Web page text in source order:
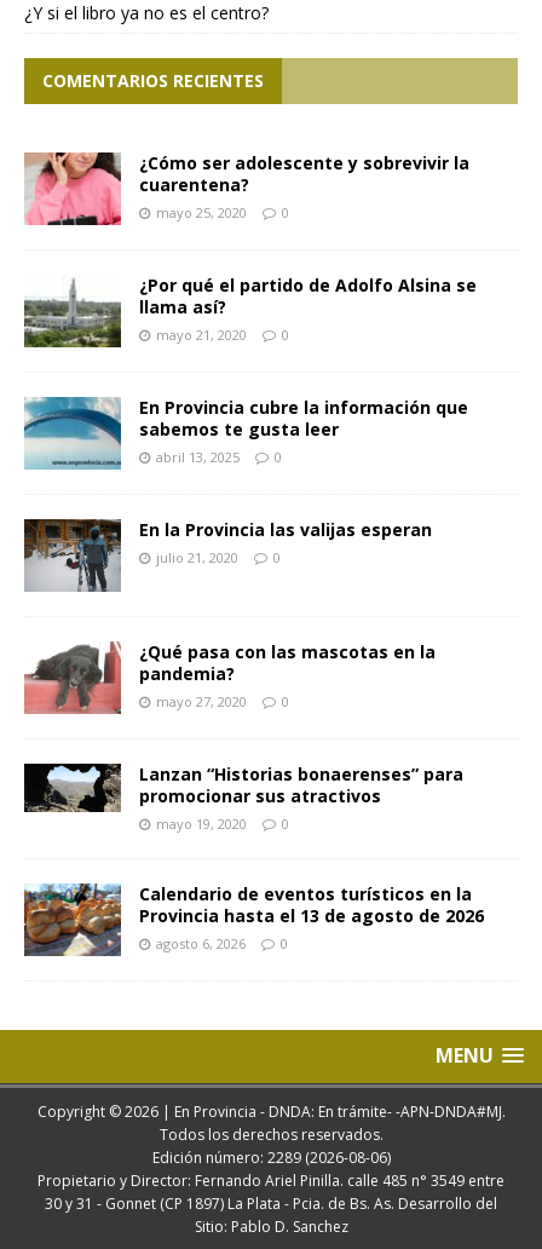
¿Y si el libro ya no es el centro?
COMENTARIOS RECIENTES
¿Cómo ser adolescente y sobrevivir la
cuarentena?
mayo 25, 2020 0
¿Por qué el partido de Adolfo Alsina se
llama así?
mayo 21, 2020 0
En Provincia cubre la información que
sabemos te gusta leer
abril 13, 2025 0
En la Provincia las valijas esperan
julio 21, 2020 0
¿Qué pasa con las mascotas en la
pandemia?
mayo 27, 2020 0
Lanzan “Historias bonaerenses” para
promocionar sus atractivos
mayo 19, 2020 0
Calendario de eventos turísticos en la
Provincia hasta el 13 de agosto de 2026
agosto 6, 2026 0
MENU
Copyright © 2026 | En Provincia - DNDA: En trámite- -APN-DNDA#MJ.
Todos los derechos reservados.
Edición número: 2289 (2026-08-06)
Propietario y Director: Fernando Ariel Pinilla. calle 485 n° 3549 entre
30 y 31 - Gonnet (CP 1897) La Plata - Pcia. de Bs. As. Desarrollo del
Sitio: Pablo D. Sanchez